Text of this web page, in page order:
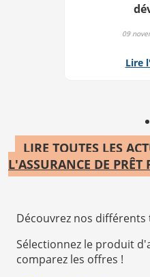
09
Lire
LIRE TOUTES LES
L'ASSURANCE DE PRÊT
Découvrez nos différents
Sélectionnez le produit
comparez les offres !